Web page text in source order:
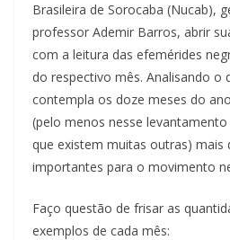
Brasileira de Sorocaba (Nucab),
professor Ademir Barros, abrir
com a leitura das efemérides
do respectivo mês. Analisando o
contempla os doze meses do
(pelo menos nesse
que existem muitas outras) mais
importantes para o movimento
Faço questão de frisar as
exemplos de cada mês: